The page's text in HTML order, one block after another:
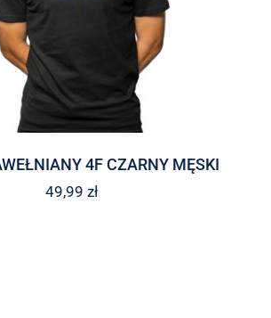
4F CZARNY MĘSKI
49,99 zł